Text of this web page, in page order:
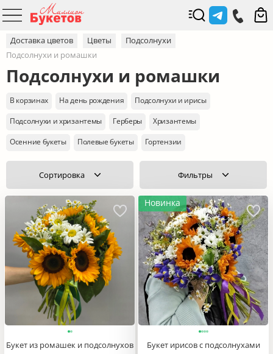
Доставка цветов Цветы
Подсолнухи
Подсолнухи и ромашки
Подсолнухи и ромашки
В корзинах На день рождения
Подсолнухи и ирисы
Подсолнухи и хризантемы
Герберы
Хризантемы
Осенние букеты
Полевые букеты Гортензии
Сортировка Фильтры
Букет из ромашек и подсолнухов
Новинка
Букет ирисов с подсолнухами